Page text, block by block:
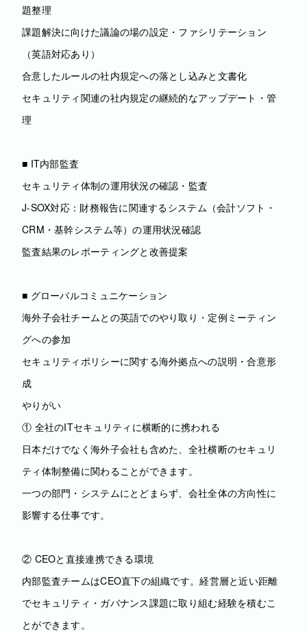
題整理
課題解決に向けた議論の場の設定・ファシリテーション
（英語対応あり）
合意したルールの社内規定への落とし込みと文書化
セキュリティ関連の社内規定の継続的なアップデート・管
理
■ IT内部監査
セキュリティ体制の運用状況の確認・監査
J-SOX対応：財務報告に関連するシステム（会計ソフト・
CRM・基幹システム等）の運用状況確認
監査結果のレポーティングと改善提案
■ グローバルコミュニケーション
海外子会社チームとの英語でのやり取り・定例ミーティン
グへの参加
セキュリティポリシーに関する海外拠点への説明・合意形
成
やりがい
① 全社のITセキュリティに横断的に携われる
日本だけでなく海外子会社も含めた、全社横断のセキュリ
ティ体制整備に関わることができます。
一つの部門・システムにとどまらず、会社全体の方向性に
影響する仕事です。
② CEOと直接連携できる環境
内部監査チームはCEO直下の組織です。経営層と近い距離
でセキュリティ・ガバナンス課題に取り組む経験を積むこ
とができます。